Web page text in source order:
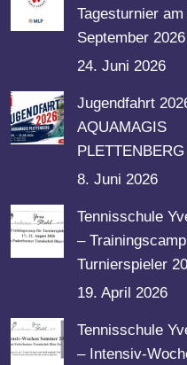
Tagesturnier am
September 2026
24. Juni 2026
Jugendfahrt
AQUAMAGIS
PLETTENBERG
8. Juni 2026
Tennisschule
–
Turnierspieler
19. April 2026
Tennisschule
– Intensiv-